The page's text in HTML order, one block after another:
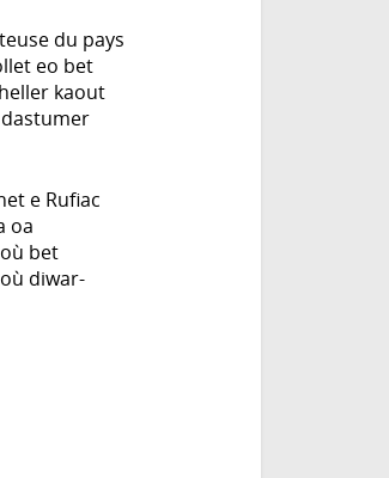
du pays
eo bet
kaout
e Rufiac
oa
bet
diwar-